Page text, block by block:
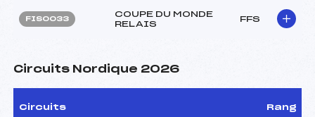
FIS0033
COUPE DU MONDE
RELAIS
FFS
Circuits Nordique 2026
Circuits Rang